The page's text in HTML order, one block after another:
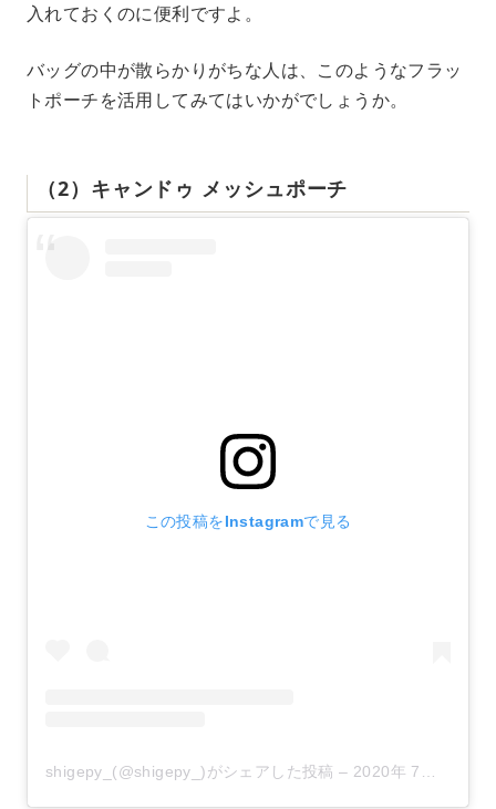
入れておくのに便利ですよ。
バッグの中が散らかりがちな人は、このようなフラッ
トポーチを活用してみてはいかがでしょうか。
（2）キャンドゥ メッシュポーチ
この投稿をInstagramで見る
shigepy_(@shigepy_)がシェアした投稿 – 2020年 7月月3日午前6時14分PDT